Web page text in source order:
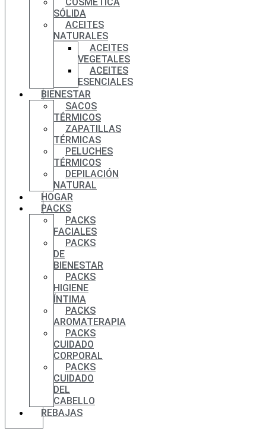
SÓLIDA
ACEITES
NATURALES
ACEITES
VEGETALES
ACEITES
ESENCIALES
BIENESTAR
SACOS
TÉRMICOS
ZAPATILLAS
TÉRMICAS
PELUCHES
TÉRMICOS
DEPILACIÓN
NATURAL
HOGAR
PACKS
PACKS
FACIALES
PACKS
DE
BIENESTAR
PACKS
HIGIENE
ÍNTIMA
PACKS
AROMATERAPIA
PACKS
CUIDADO
CORPORAL
PACKS
CUIDADO
DEL
CABELLO
REBAJAS